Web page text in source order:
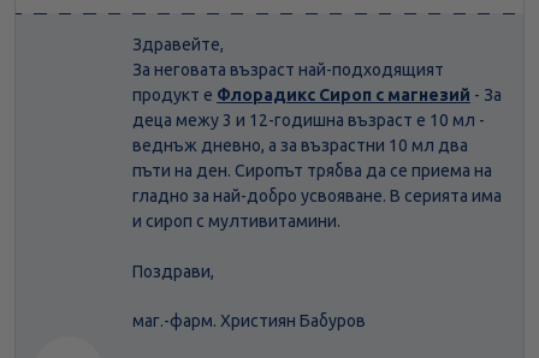
Здравейте,
За неговата възраст най-подходящият
продукт е Флорадикс Сироп с магнезий - За
деца межу 3 и 12-годишна възраст е 10 мл -
веднъж дневно, а за възрастни 10 мл два
пъти на ден. Сиропът трябва да се приема на
гладно за най-добро усвояване. В серията има
и сироп с мултивитамини.
Поздрави,
маг.-фарм. Християн Бабуров